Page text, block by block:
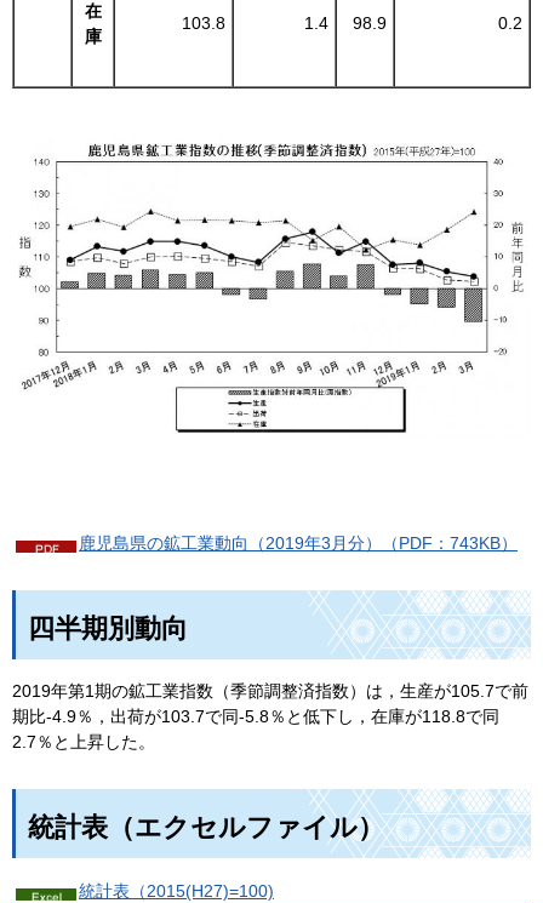
在
庫
103.8 1.4 98.9 0.2
鹿児島県の鉱工業動向（2019年3月分）（PDF：743KB）
四半期別動向
2019年第1期の鉱工業指数（季節調整済指数）は，生産が105.7で前
期比-4.9％，出荷が103.7で同-5.8％と低下し，在庫が118.8で同
2.7％と上昇した。
統計表（エクセルファイル）
統計表（2015(H27)=100)